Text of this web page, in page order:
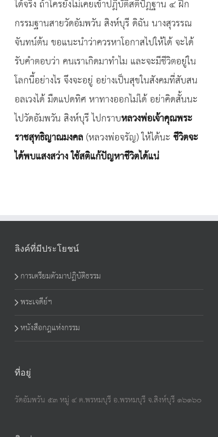
ได้จริง ถ้าใครยังไม่เคยเข้าปฏิบัติสติปัฏฐาน ๔ ฝึก
กรรมฐานสายวัดอัมพวัน สิงห์บุรี ดิฉัน นางสุวรรณ
จันทน์ต้น ขอแนะนำว่าควรหาโอกาสไปให้ได้ จะได้
รับคำตอบว่า คนเราเกิดมาทำไม และจะมีชีวิตอยู่ใน
โลกนี้อย่างไร จึงจะอยู่ อย่างเป็นสุขในสังคมที่สับสน
อลเวงได้ มืดแปดทิศ หาทางออกไม่ได้ อย่าคิดสั้นนะ
ไปวัดอัมพวัน สิงห์บุรี ไปกราบหลวงพ่อเจ้าคุณพระ
ราชสุทธิญาณมงคล(หลวงพ่อจรัญ) ให้ได้นะชีวิตจะ
ได้พบแสงสว่าง ใช้สติแก้ปัญหาชีวิตได้แน่
ลิงค์ที่มีประโยชน์
การเตรียมตัวมาปฏิบัติธรรม
พระเจดีย์ฯ
หนังสือกฎแห่งกรรม
ที่อยู่
วัดอัมพวัน ๕๓ หมู่ ๔ ต.พรหมบุรี อ.พรหมบุรี จ.สิงห์บุรี ๑๖๑๖๐